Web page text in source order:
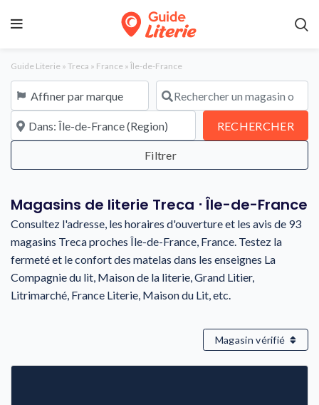
Guide Literie » Treca » France » Île-de-France
Affiner par marque Rechercher un magasin ou une
À proximité de RECHERCHER
Magasins de literie Treca ⋅ Île-de-France
Consultez l'adresse, les horaires d'ouverture et les avis de 93
magasins Treca proches Île-de-France, France. Testez la
fermeté et le confort des matelas dans les enseignes La
Compagnie du lit, Maison de la literie, Grand Litier,
Litrimarché, France Literie, Maison du Lit, etc.
Magasin vérifié